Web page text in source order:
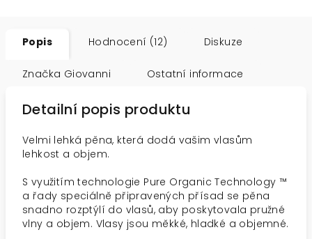
Popis Hodnocení (12) Diskuze
Značka Giovanni Ostatní informace
Detailní popis produktu
Velmi lehká pěna, která dodá vašim vlasům
lehkost a objem.
S využitím technologie Pure Organic Technology ™
a řady speciálně připravených přísad se pěna
snadno rozptýlí do vlasů, aby poskytovala pružné
vlny a objem. Vlasy jsou měkké, hladké a objemné.